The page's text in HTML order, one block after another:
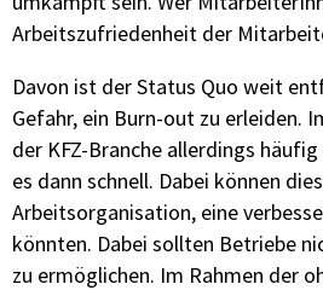
Arbeitszufriedenheit der
Davon ist der Status Quo weit
Gefahr, ein Burn-out zu erleiden.
der KFZ-Branche allerdings
es dann schnell. Dabei können
Arbeitsorganisation, eine
könnten. Dabei sollten Betriebe
zu ermöglichen. Im Rahmen der